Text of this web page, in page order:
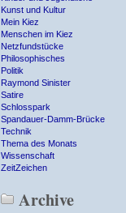
Kunst und Kultur
Mein Kiez
Menschen im Kiez
Netzfundstücke
Philosophisches
Politik
Raymond Sinister
Satire
Schlosspark
Spandauer-Damm-Brücke
Technik
Thema des Monats
Wissenschaft
ZeitZeichen
Archive